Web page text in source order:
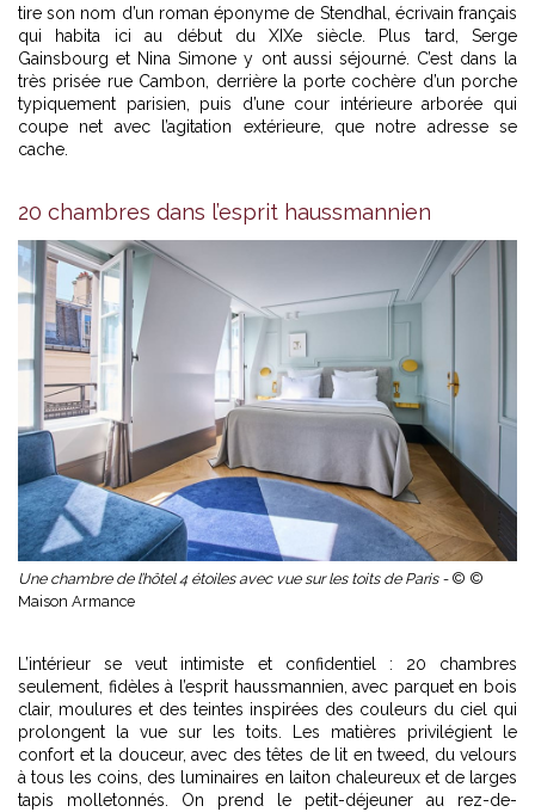
tire son nom d’un roman éponyme de Stendhal, écrivain français
qui habita ici au début du XIXe siècle. Plus tard, Serge
Gainsbourg et Nina Simone y ont aussi séjourné. C’est dans la
très prisée rue Cambon, derrière la porte cochère d’un porche
typiquement parisien, puis d’une cour intérieure arborée qui
coupe net avec l’agitation extérieure, que notre adresse se
cache.
20 chambres dans l’esprit haussmannien
Une chambre de l’hôtel 4 étoiles avec vue sur les toits de Paris - © ©
Maison Armance
L’intérieur se veut intimiste et confidentiel : 20 chambres
seulement, fidèles à l’esprit haussmannien, avec parquet en bois
clair, moulures et des teintes inspirées des couleurs du ciel qui
prolongent la vue sur les toits. Les matières privilégient le
confort et la douceur, avec des têtes de lit en tweed, du velours
à tous les coins, des luminaires en laiton chaleureux et de larges
tapis molletonnés. On prend le petit-déjeuner au rez-de-